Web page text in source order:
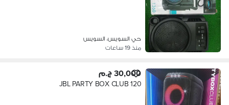
حي السويس، السويس
منذ 19 ساعات
30,000 ج.م
JBL PARTY BOX CLUB 120